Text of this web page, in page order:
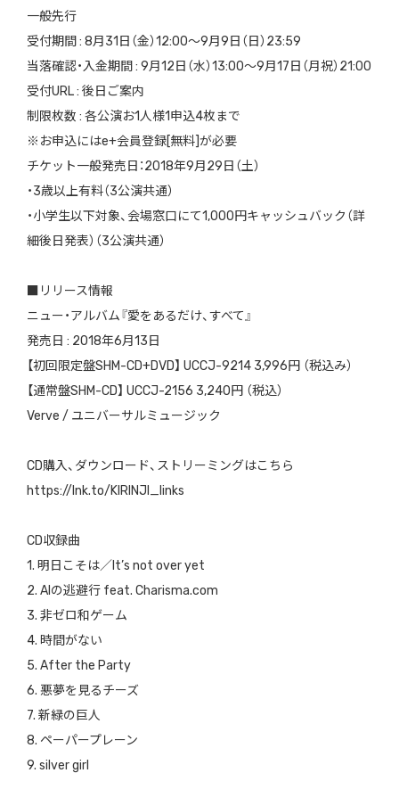
一般先行
受付期間 : 8月 31 日（金）12:00～9月9 日（日） 23:59
当落確認・入金期間 : 9月12 日（水）13:00～9月17 日（月祝） 21:00
受付URL: 後日ご案内
制限枚数 : 各公演お1人様1申込4枚まで
※ お申込にはe+会員登録[無料]が必要
チケット一般発売日：2018年9月 29 日（土）
・3歳以上有料（3公演共通）
・小学生以下対象、会場窓口にて1,000円キャッシュバック（詳
細後日発表）（3公演共通）
リリース情報
ニュー・アルバム『愛をあるだけ、すべて』
発売日 : 2018年6月13 日
【初回限定盤SHM-CD+DVD】 UCCJ-9214 3,996円 （税込み）
【通常盤SHM-CD】 UCCJ-2156 3,240円 （税込）
Verve / ユニバーサルミュージック
CD購入、ダウンロード、ストリーミングはこちら
https://lnk.to/KIRINJI_links
CD収録曲
1. 明日こそは／ It’s not over yet
2. AI の逃避行feat. Charisma.com
3. 非ゼロ和ゲーム
4. 時間がない
5. After the Party
6. 悪夢を見るチーズ
7. 新緑の巨人
8. ペーパープレーン
9. silver girl